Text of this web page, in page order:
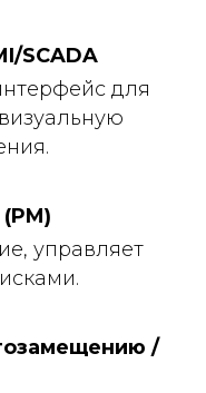
SCADA
для
управляет
/